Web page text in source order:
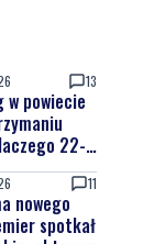
13
w powiecie
22-
11
nowego
spotkał